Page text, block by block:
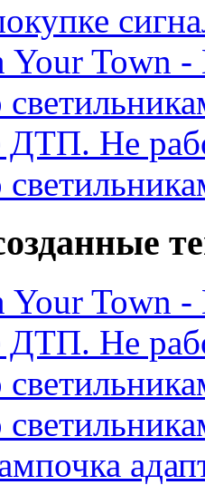
Your Town
Не
Your Town
Не